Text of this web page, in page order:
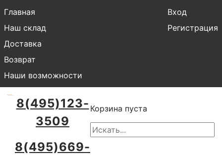
Главная
Наш склад
Доставка
Возврат
Наши возможности
Вход
Регистрация
8(495)123-
3509
8(495)669-
Корзина пуста